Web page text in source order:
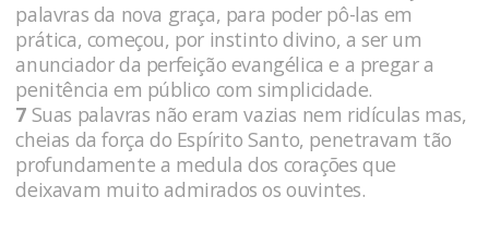
palavras da nova graça, para poder pô-las em
prática, começou, por instinto divino, a ser um
anunciador da perfeição evangélica e a pregar a
penitência em público com simplicidade.
7 Suas palavras não eram vazias nem ridículas mas,
cheias da força do Espírito Santo, penetravam tão
profundamente a medula dos corações que
deixavam muito admirados os ouvintes.